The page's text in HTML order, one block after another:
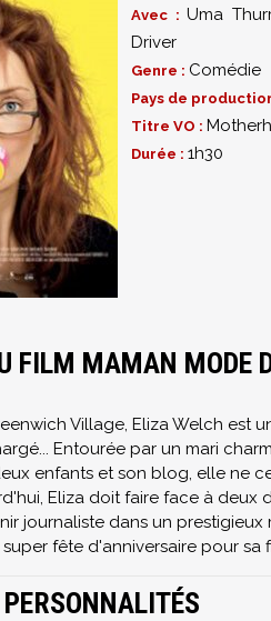
Avec :Uma
Driver
Genre : Comédie
Pays de
Titre VO :
Durée : 1h30
FILM MAMAN MODE
Village, Eliza Welch est
Entourée par un mari
enfants et son blog, elle ne
Eliza doit faire face à deux
journaliste dans un
fête d'anniversaire pour sa